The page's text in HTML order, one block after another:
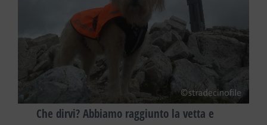
Che dirvi?Abbiamo raggiunto la vetta e